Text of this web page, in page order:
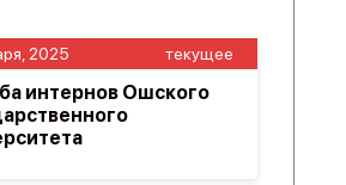
2025 текущее
интернов Ошского